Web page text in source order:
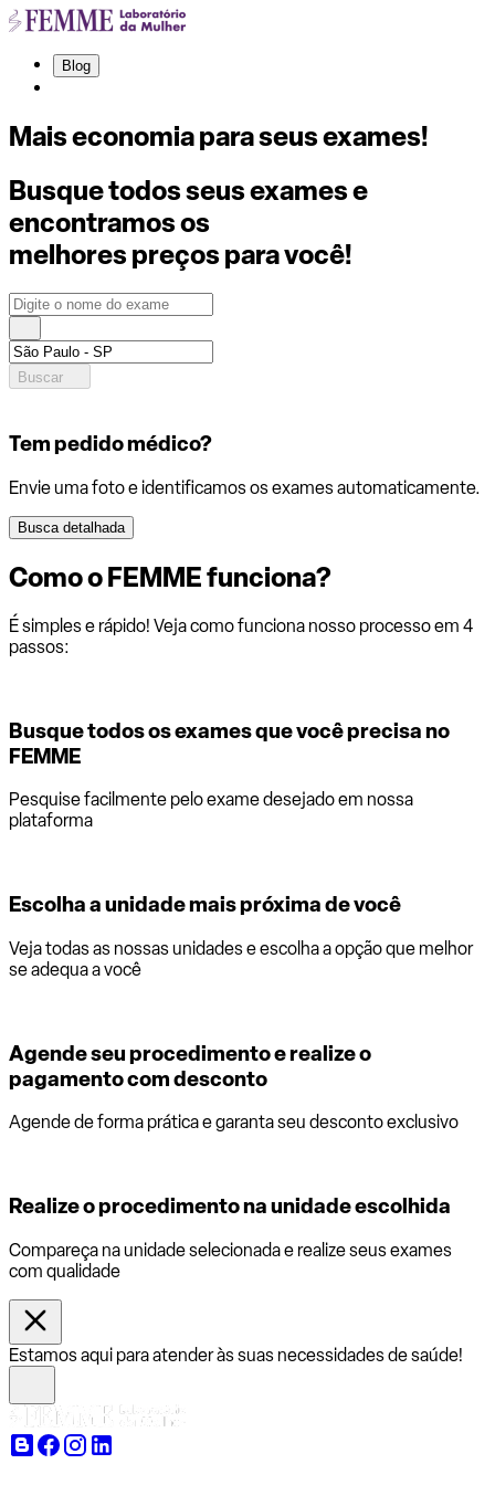
Blog
Mais economia para seus exames!
Busque todos seus exames e
encontramos os
melhores preços para você!
Buscar
Tem pedido médico?
Envie uma foto e identificamos os exames automaticamente.
Busca detalhada
Como oFEMMEfunciona?
É simples e rápido! Veja como funciona nosso processo em 4
passos:
Busque todos os exames que você precisa no
FEMME
Pesquise facilmente pelo exame desejado em nossa
plataforma
Escolha a unidade mais próxima de você
Veja todas as nossas unidades e escolha a opção que melhor
se adequa a você
Agende seu procedimento e realize o
pagamento com desconto
Agende de forma prática e garanta seu desconto exclusivo
Realize o procedimento na unidade escolhida
Compareça na unidade selecionada e realize seus exames
com qualidade
Estamos aqui para atender às suas necessidades de saúde!